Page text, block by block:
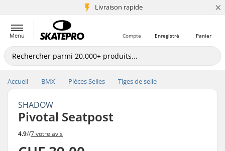
Livraison rapide
+5 mio de clients ×
Menu Panier
Enregistré
Compte
Accueil BMX Pièces Selles Tiges de selle
SHADOW
Pivotal Seatpost
4.9//7 votre avis